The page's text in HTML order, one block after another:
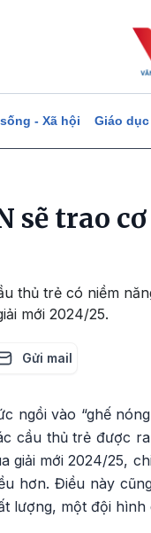
- Xã hội Giáo dục
sẽ trao
thủ trẻ có niềm
mới 2024/25.
Gửi mail
ngồi vào “ghế
cầu thủ trẻ được
giải mới 2024/25,
hơn. Điều này
lượng, một đội